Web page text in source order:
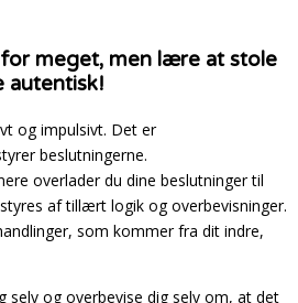
meget, men lære at stole
autentisk!
og impulsivt. Det er
beslutningerne.
overlader du dine beslutninger til
af tillært logik og overbevisninger.
som kommer fra dit indre,
selv og overbevise dig selv om, at det